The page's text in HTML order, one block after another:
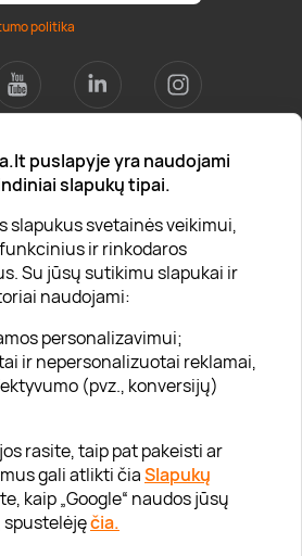
puslapyje yra naudojami
slapukų tipai.
slapukus svetainės veikimui,
ir rinkodaros
Su jūsų sutikimu slapukai ir
naudojami:
personalizavimui;
ir nepersonalizuotai reklamai,
(pvz., konversijų)
rasite, taip pat pakeisti ar
gali atlikti čiaSlapukų
kaip „Google“ naudos jūsų
spustelėjęčia.
politika